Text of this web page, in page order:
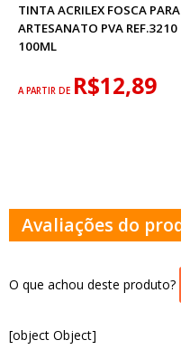
TINTA ACRILEX FOSCA PARA
ARTESANATO PVA REF.3210
100ML
A PARTIR DE R$12,89
Avaliações do
O que achou deste produto?
[object Object]